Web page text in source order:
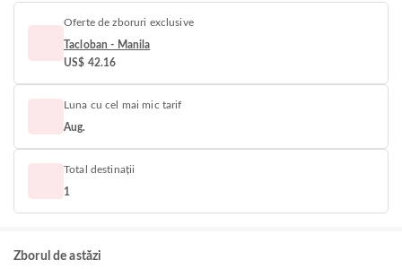
Oferte de zboruri exclusive
Tacloban - Manila
US$ 42.16
Luna cu cel mai mic tarif
Aug.
Total destinații
1
Zborul de astăzi